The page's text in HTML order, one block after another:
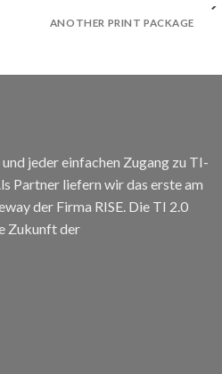
ANOTHER PRINT PACKAGE
jeder einfachen Zugang zu TI-
Partner liefern wir das erste am
der Firma RISE. Die TI 2.0
Zukunft der